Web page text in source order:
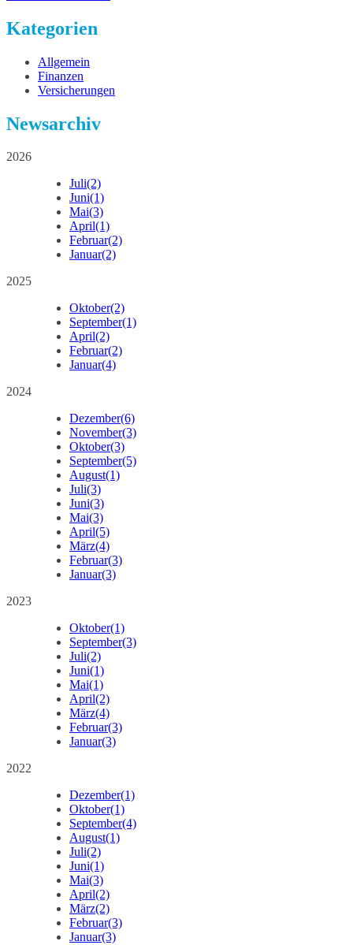
Kategorien
Allgemein
Finanzen
Versicherungen
Newsarchiv
2026
Juli(2)
Juni(1)
Mai(3)
April(1)
Februar(2)
Januar(2)
2025
Oktober(2)
September(1)
April(2)
Februar(2)
Januar(4)
2024
Dezember(6)
November(3)
Oktober(3)
September(5)
August(1)
Juli(3)
Juni(3)
Mai(3)
April(5)
März(4)
Februar(3)
Januar(3)
2023
Oktober(1)
September(3)
Juli(2)
Juni(1)
Mai(1)
April(2)
März(4)
Februar(3)
Januar(3)
2022
Dezember(1)
Oktober(1)
September(4)
August(1)
Juli(2)
Juni(1)
Mai(3)
April(2)
März(2)
Februar(3)
Januar(3)